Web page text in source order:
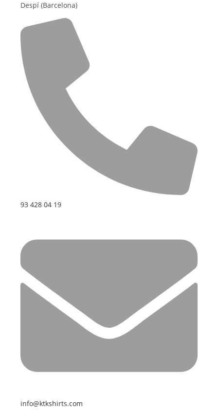
Despí (Barcelona)
93 428 04 19
info@ktkshirts.com